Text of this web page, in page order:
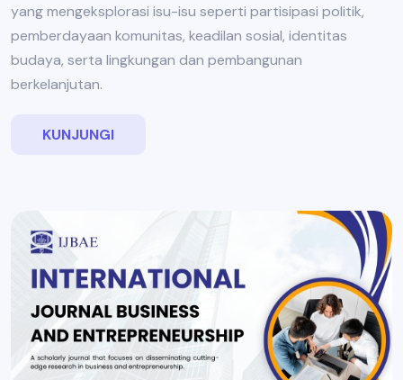
yang mengeksplorasi isu-isu seperti partisipasi politik,
pemberdayaan komunitas, keadilan sosial, identitas
budaya, serta lingkungan dan pembangunan
berkelanjutan.
KUNJUNGI